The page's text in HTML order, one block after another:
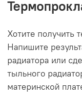
Хотите получить
Напишите
радиатора или
тыльного
материнской